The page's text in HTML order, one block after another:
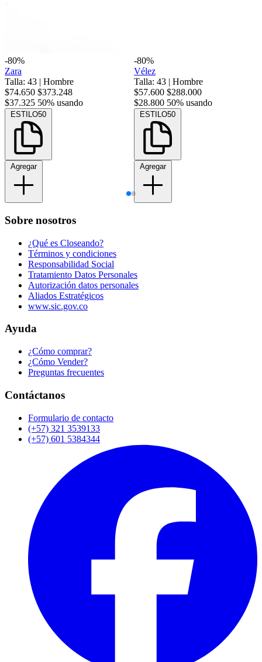
-80%
Zara
Talla: 43 | Hombre
$74.650 $373.248
$37.325 50% usando
ESTILO50
Agregar
-80%
Vélez
Talla: 43 | Hombre
$57.600 $288.000
$28.800 50% usando
ESTILO50
Agregar
Sobre nosotros
¿Qué es Closeando?
Términos y condiciones
Responsabilidad Social
Tratamiento Datos Personales
Autorización datos personales
Aliados Estratégicos
www.sic.gov.co
Ayuda
¿Cómo comprar?
¿Cómo Vender?
Preguntas frecuentes
Contáctanos
Formulario de contacto
(+57) 321 3539133
(+57) 601 5384344